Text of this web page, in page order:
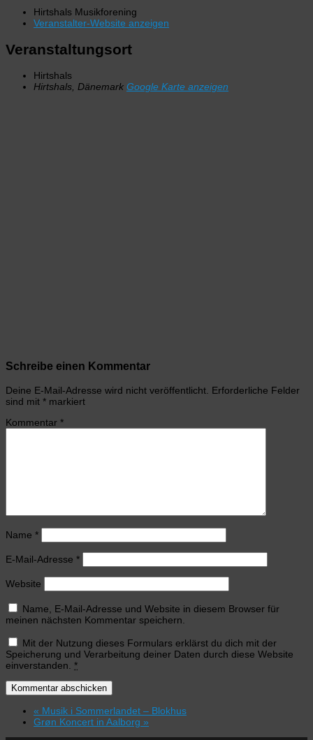
Hirtshals Musikforening
Veranstalter-Website anzeigen
Veranstaltungsort
Hirtshals
Hirtshals Dänemark Google Karte anzeigen
Schreibe einen Kommentar
Deine E-Mail-Adresse wird nicht veröffentlicht. Erforderliche Felder
sind mit * markiert
Kommentar *
Name *
E-Mail-Adresse *
Website
Name, E-Mail-Adresse und Website in diesem Browser für
meinen nächsten Kommentar speichern.
Mit der Nutzung dieses Formulars erklärst du dich mit der
Speicherung und Verarbeitung deiner Daten durch diese Website
einverstanden. *
« Musik i Sommerlandet – Blokhus
Grøn Koncert in Aalborg »